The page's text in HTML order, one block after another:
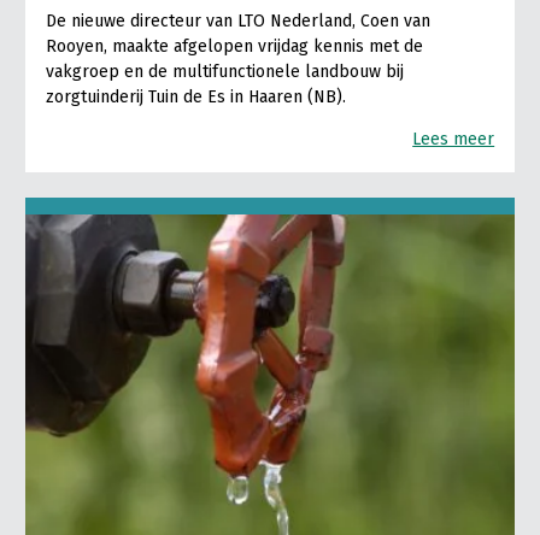
De nieuwe directeur van LTO Nederland, Coen van
Rooyen, maakte afgelopen vrijdag kennis met de
vakgroep en de multifunctionele landbouw bij
zorgtuinderij Tuin de Es in Haaren (NB).
Lees meer